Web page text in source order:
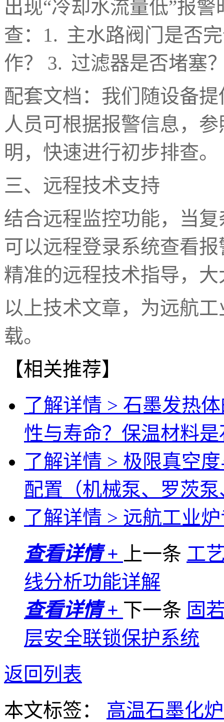
出现“冷却水流量低”报
查： 1. 主水路阀门是否
作？ 3. 过滤器是否堵塞
配套文档：我们随设备
人员可根据报警信息，
明，快速进行初步排查。
三、远程技术支持
结合远程监控功能，当
可以远程登录系统查看
精准的远程技术指导，
以上技术文章，为远航
载。
【相关推荐】
了解详情 > 石墨发热
性与寿命？保温材料
了解详情 > 极限真空
配置（机械泵、罗茨
了解详情 > 远航工业
查看详情 +
上一条 工
线分析功能详解
查看详情 + 下一条 固
层安全联锁保护系统
返回列表
本文标签： 高温石墨化